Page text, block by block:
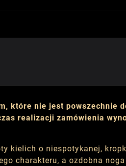
które nie jest powszechnie
realizacji zamówienia
kielich o niespotykanej,
charakteru, a ozdobna